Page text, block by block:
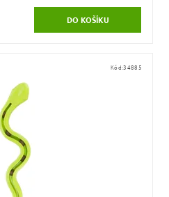
Kód:34885